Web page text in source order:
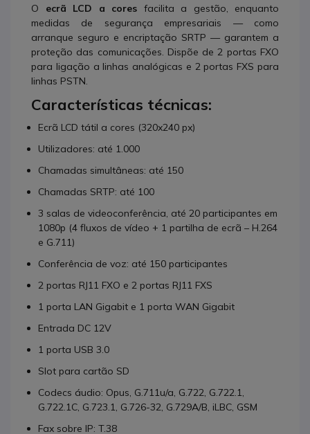
O ecrã LCD a cores facilita a gestão, enquanto
medidas de segurança empresariais — como
arranque seguro e encriptação SRTP — garantem a
proteção das comunicações. Dispõe de 2 portas FXO
para ligação a linhas analógicas e 2 portas FXS para
linhas PSTN.
Características técnicas:
Ecrã LCD tátil a cores (320x240 px)
Utilizadores: até 1.000
Chamadas simultâneas: até 150
Chamadas SRTP: até 100
3 salas de videoconferência, até 20 participantes em
1080p (4 fluxos de vídeo + 1 partilha de ecrã – H.264
e G.711)
Conferência de voz: até 150 participantes
2 portas RJ11 FXO e 2 portas RJ11 FXS
1 porta LAN Gigabit e 1 porta WAN Gigabit
Entrada DC 12V
1 porta USB 3.0
Slot para cartão SD
Codecs áudio: Opus, G.711u/a, G.722, G.722.1,
G.722.1C, G.723.1, G.726-32, G.729A/B, iLBC, GSM
Fax sobre IP: T.38